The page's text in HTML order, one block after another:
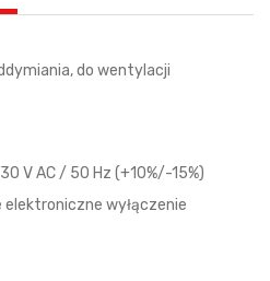
do wentylacji
V AC / 50 Hz (+10%/-15%)
elektroniczne wyłączenie